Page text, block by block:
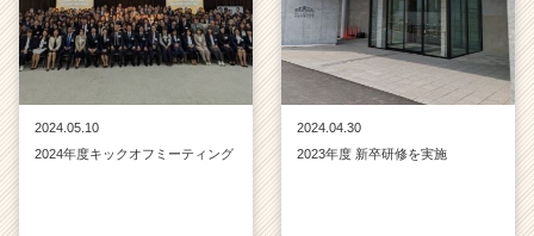
2024.05.10
2024年度キックオフミーティング
2024.04.30
2023年度 新卒研修を実施